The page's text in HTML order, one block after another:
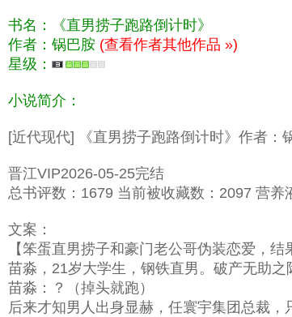
书名：《直男捞子跑路倒计时》
作者：锅巴胺 (查看作者其他作品 »)
星级：
小说简介：
[近代现代] 《直男捞子跑路倒计时》作者：
晋江VIP2026-05-25完结
总书评数：1679 当前被收藏数：2097 营
文案：
【笨蛋直男捞子和豪门老公哥伪装恋爱，
苗淼，21岁大学生，钢铁直男。破产无助之
苗淼：？（掉头就跑）
后来才知男人出身显赫，任寰宇集团总裁